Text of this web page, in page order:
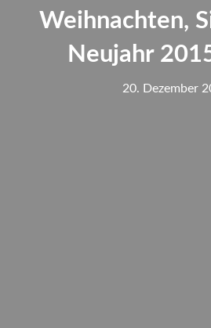
Weihnachten,
Neujahr
20. Dezember